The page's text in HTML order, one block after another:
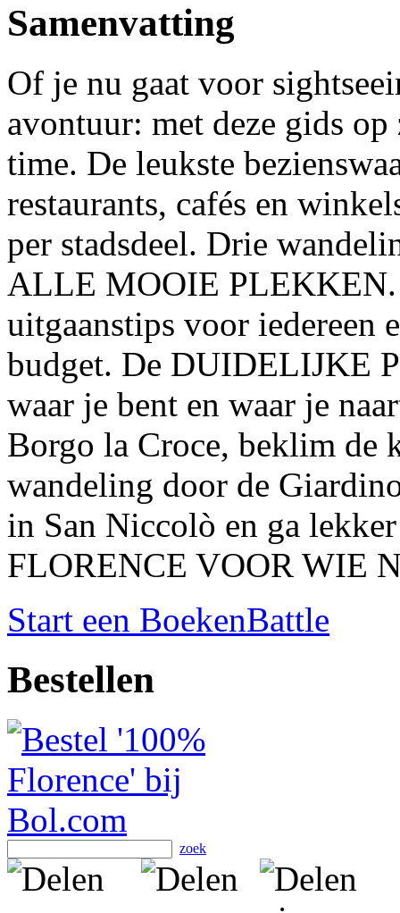
Samenvatting
Of je nu gaat voor
avontuur: met deze gids
time. De leukste
restaurants, cafés en
per stadsdeel. Drie
ALLE MOOIE PLEKKEN.
uitgaanstips voor iedereen
budget. De DUIDELIJKE
waar je bent en waar je
Borgo la Croce, beklim de
wandeling door de
in San Niccolò en ga
FLORENCE VOOR WIE
Start een BoekenBattle
Bestellen
zoek